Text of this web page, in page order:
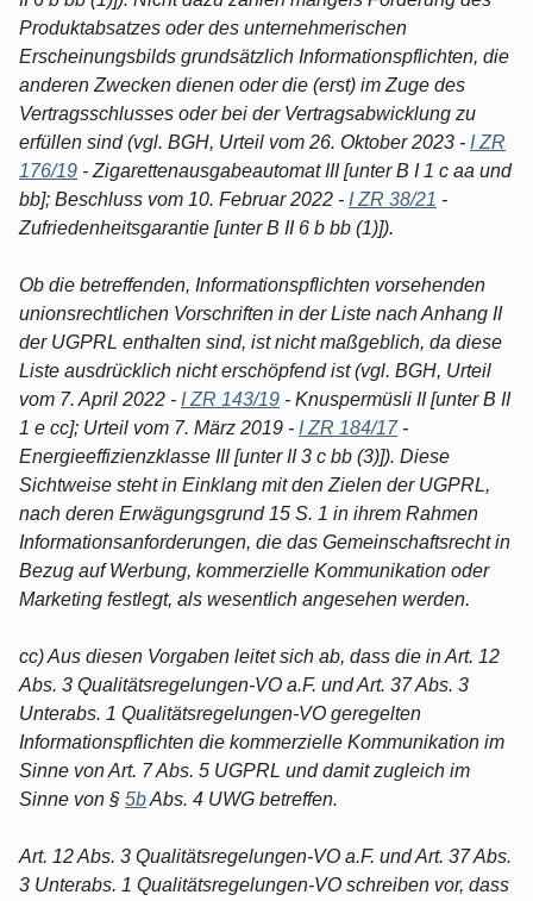
Produktabsatzes oder des unternehmerischen
Erscheinungsbilds grundsätzlich Informationspflichten, die
anderen Zwecken dienen oder die (erst) im Zuge des
Vertragsschlusses oder bei der Vertragsabwicklung zu
erfüllen sind (vgl. BGH, Urteil vom 26. Oktober 2023 - I ZR
176/19 - Zigarettenausgabeautomat III [unter B I 1 c aa und
bb]; Beschluss vom 10. Februar 2022 - I ZR 38/21 -
Zufriedenheitsgarantie [unter B II 6 b bb (1)]).
Ob die betreffenden, Informationspflichten vorsehenden
unionsrechtlichen Vorschriften in der Liste nach Anhang II
der UGPRL enthalten sind, ist nicht maßgeblich, da diese
Liste ausdrücklich nicht erschöpfend ist (vgl. BGH, Urteil
vom 7. April 2022 - I ZR 143/19 - Knuspermüsli II [unter B II
1 e cc]; Urteil vom 7. März 2019 - I ZR 184/17-
Energieeffizienzklasse III [unter II 3 c bb (3)]). Diese
Sichtweise steht in Einklang mit den Zielen der UGPRL,
nach deren Erwägungsgrund 15 S. 1 in ihrem Rahmen
Informationsanforderungen, die das Gemeinschaftsrecht in
Bezug auf Werbung, kommerzielle Kommunikation oder
Marketing festlegt, als wesentlich angesehen werden.
cc) Aus diesen Vorgaben leitet sich ab, dass die in Art. 12
Abs. 3 Qualitätsregelungen-VO a.F. und Art. 37 Abs. 3
Unterabs. 1 Qualitätsregelungen-VO geregelten
Informationspflichten die kommerzielle Kommunikation im
Sinne von Art. 7 Abs. 5 UGPRL und damit zugleich im
Sinne von § 5bAbs. 4 UWG betreffen.
Art. 12 Abs. 3 Qualitätsregelungen-VO a.F. und Art. 37 Abs.
3 Unterabs. 1 Qualitätsregelungen-VO schreiben vor, dass